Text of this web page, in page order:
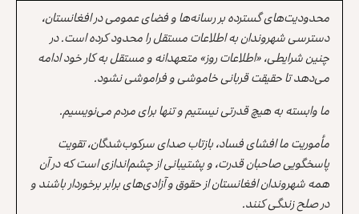
محدودیت‌های گسترده بر رسانه‌ها و فضای عمومی در افغانستان،
دسترسی شهروندان به اطلاعات مستقل را محدود کرده است. در
چنین شرایطی، «اطلاعات روز» متعهدانه و مستقل به کار خود ادامه
می‌دهد تا حقیقت قربانی خاموشی و فراموشی نشود.
ما وابسته به هیچ قدرتی نیستیم و تنها برای مردم می‌نویسیم.
مأموریت ما افشای فساد، بازتاب صدای سرکوب‌شدگان، تقویت
پاسخگویی صاحبان قدرت، و پشتیبانی از چشم‌اندازی است که در آن
همه شهروندان افغانستان از حقوق و آزادی‌های برابر برخوردار باشند و
در صلح زندگی کنند.